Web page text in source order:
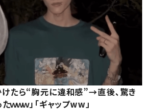
けたら“胸元に違和感”→直後、驚き
ｗｗ」「ギャップww」